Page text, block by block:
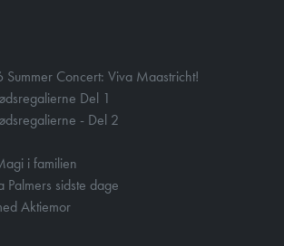
Concert: Viva Maastricht!
Del 1
- Del 2
i familien
Palmers sidste dage
Aktiemor